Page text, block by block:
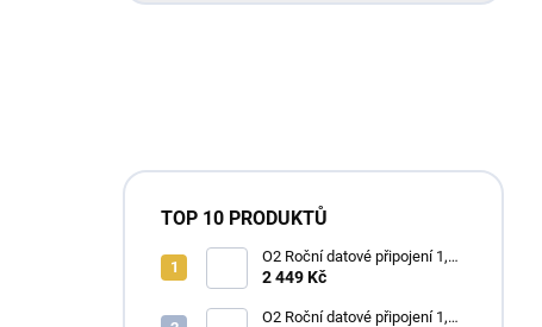
TOP 10 PRODUKTŮ
O2 Roční datové připojení 1,2
TB
2 449 Kč
O2 Roční datové připojení 1,2